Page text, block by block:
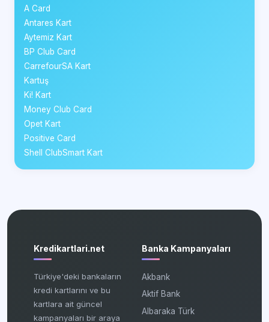
A Card
Antares Kart
Aytemiz Kart
BP Club Card
CarrefourSA Kart
Kartuş
Ki! Kart
Money Club Card
Opet Kart
Positive Card
Shell ClubSmart Kart
Kredikartlari.net
Türkiye'deki bankaların
kredi kartlarını ve bu
kartlara ait güncel
kampanyaları bir araya
Banka Kampanyaları
Akbank
Aktif Bank
Albaraka Türk